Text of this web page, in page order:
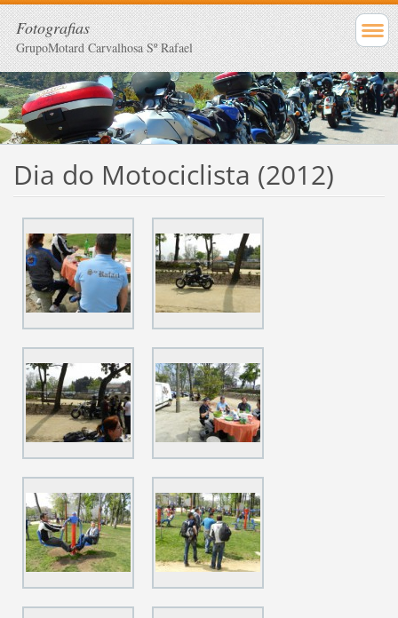
Fotografias
GrupoMotard Carvalhosa Sº Rafael
Dia do Motociclista (2012)